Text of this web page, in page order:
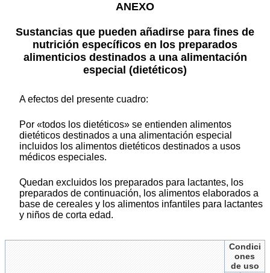
ANEXO
Sustancias que pueden añadirse para fines de
nutrición específicos en los preparados
alimenticios destinados a una alimentación
especial (dietéticos)
A efectos del presente cuadro:
Por «todos los dietéticos» se entienden alimentos
dietéticos destinados a una alimentación especial
incluidos los alimentos dietéticos destinados a usos
médicos especiales.
Quedan excluidos los preparados para lactantes, los
preparados de continuación, los alimentos elaborados a
base de cereales y los alimentos infantiles para lactantes
y niños de corta edad.
Condici
ones
de uso